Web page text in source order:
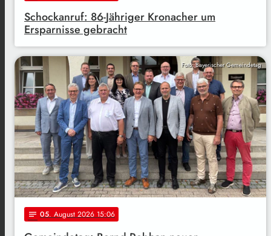
Schockanruf: 86-Jähriger Kronacher um
Ersparnisse gebracht
Foto: Bayerischer Gemeindetag
notes 05. August 2026 15:06